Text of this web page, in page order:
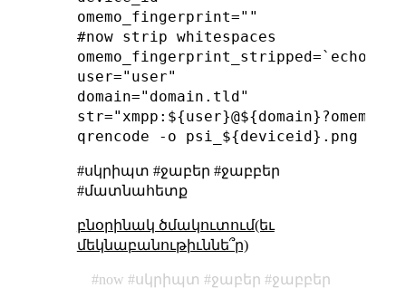
omemo_fingerprint=""
#now strip whitespaces
omemo_fingerprint_stripped=`echo
user="user"
domain="domain.tld"
#սկրիպտ #ջաբեր #ջաբբեր
#մատնահետք
բնօրինակ ծմակուտում(եւ
մեկնաբանութիւննե՞ր)
now սկրիպտ ջաբեր
ջաբբեր